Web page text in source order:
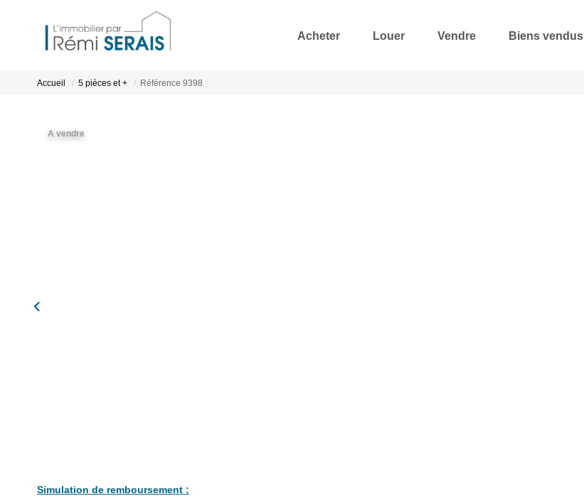
Acheter Louer Vendre Biens vendus
Accueil 5 pièces et + Référence 9398
A vendre
Simulation de remboursement :